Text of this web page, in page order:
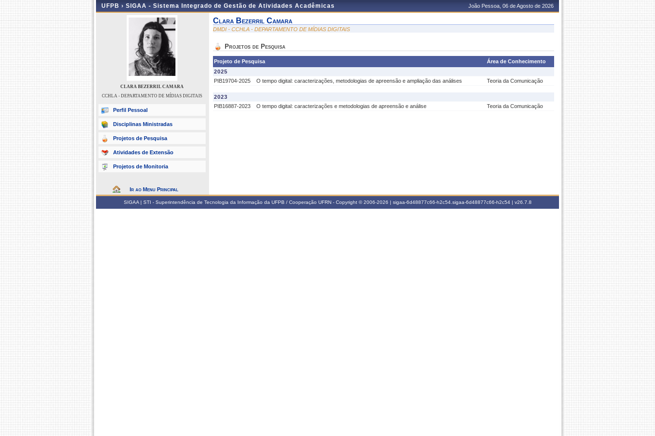
UFPB › SIGAA - Sistema Integrado de Gestão de Atividades Acadêmicas João Pessoa, 06 de Agosto de 2026
CLARA BEZERRIL CAMARA
CCHLA - DEPARTAMENTO DE MÍDIAS DIGITAIS
Perfil Pessoal
Disciplinas Ministradas
Projetos de Pesquisa
Atividades de Extensão
Projetos de Monitoria
Ir ao Menu Principal
Clara Bezerril Camara
DMDI - CCHLA - DEPARTAMENTO DE MÍDIAS DIGITAIS
Projetos de Pesquisa
Projeto de Pesquisa
Área de Conhecimento
2025
PIB19704-2025
O tempo digital: caracterizações, metodologias de apreensão e ampliação das análises Teoria da Comunicação
2023
PIB16887-2023
O tempo digital: caracterizações e metodologias de apreensão e análise Teoria da Comunicação
SIGAA | STI - Superintendência de Tecnologia da Informação da UFPB / Cooperação UFRN - Copyright © 2006-2026 | sigaa-6d48877c66-h2c54.sigaa-6d48877c66-h2c54 | v26.7.8